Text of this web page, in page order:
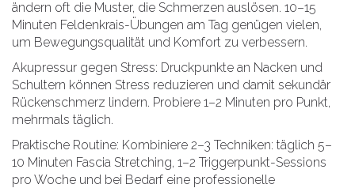
ändern oft die Muster, die Schmerzen auslösen. 10–15
Minuten Feldenkrais-Übungen am Tag genügen vielen,
um Bewegungsqualität und Komfort zu verbessern.
Akupressur gegen Stress: Druckpunkte an Nacken und
Schultern können Stress reduzieren und damit sekundär
Rückenschmerz lindern. Probiere 1–2 Minuten pro Punkt,
mehrmals täglich.
Praktische Routine: Kombiniere 2–3 Techniken: täglich 5–
10 Minuten Fascia Stretching, 1–2 Triggerpunkt-Sessions
pro Woche und bei Bedarf eine professionelle